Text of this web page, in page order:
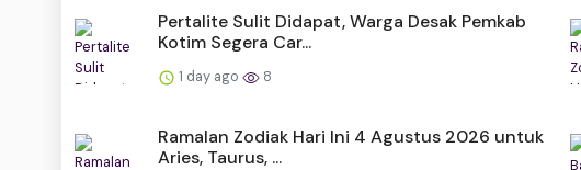
Pertalite Sulit Didapat, Warga Desak Pemkab
Kotim Segera Car...
1 day ago 8
Ramalan Zodiak Hari Ini 4 Agustus 2026 untuk
Aries, Taurus, ...